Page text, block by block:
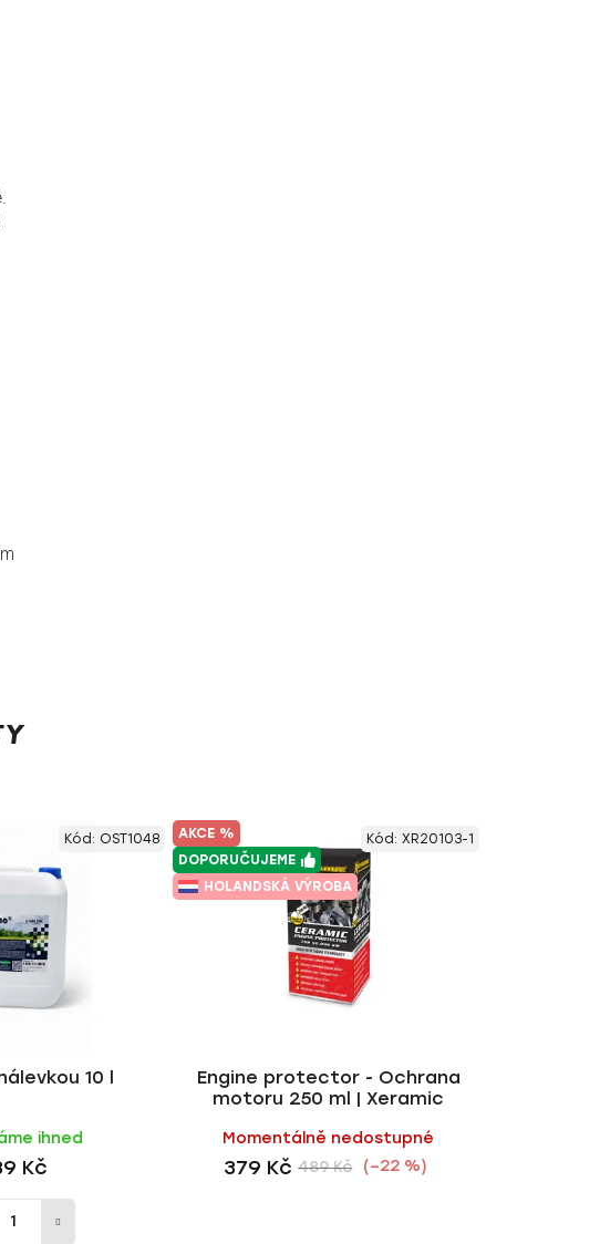
10 l
ihned
Kč
Kód: OST1048
AKCE %
DOPORUČUJEME
HOLANDSKÁ VÝROBA
Engine protector - Ochrana
motoru 250 ml | Xeramic
Momentálně nedostupné
379 Kč 489 Kč (–22 %)
Kód: XR20103-1